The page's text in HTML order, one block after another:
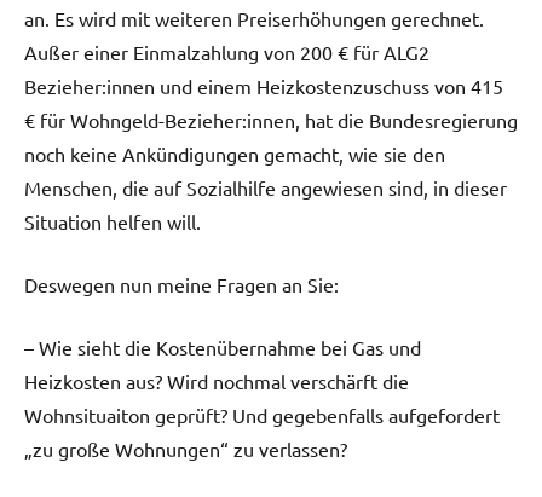
an. Es wird mit weiteren Preiserhöhungen gerechnet.
Außer einer Einmalzahlung von 200 € für ALG2
Bezieher:innen und einem Heizkostenzuschuss von 415
€ für Wohngeld-Bezieher:innen, hat die Bundesregierung
noch keine Ankündigungen gemacht, wie sie den
Menschen, die auf Sozialhilfe angewiesen sind, in dieser
Situation helfen will.
Deswegen nun meine Fragen an Sie:
– Wie sieht die Kostenübernahme bei Gas und
Heizkosten aus? Wird nochmal verschärft die
Wohnsituaiton geprüft? Und gegebenfalls aufgefordert
„zu große Wohnungen“ zu verlassen?